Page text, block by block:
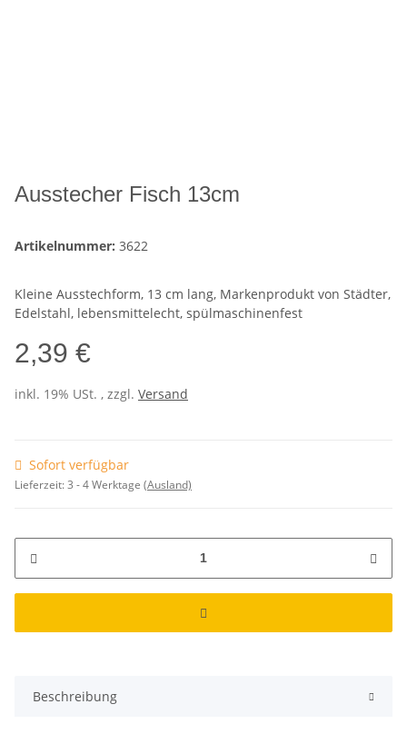
Ausstecher Fisch 13cm
Artikelnummer: 3622
Kleine Ausstechform, 13 cm lang, Markenprodukt von Städter,
Edelstahl, lebensmittelecht, spülmaschinenfest
2,39 €
inkl. 19% USt. , zzgl. Versand
Sofort verfügbar
Lieferzeit:3 - 4 Werktage (Ausland)
Beschreibung